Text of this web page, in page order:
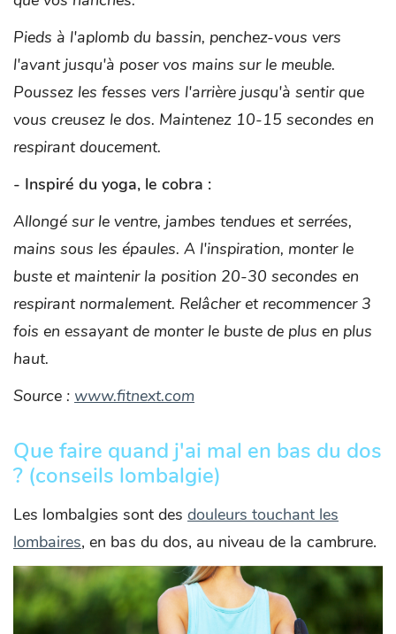
Pieds à l'aplomb du bassin, penchez-vous vers
l'avant jusqu'à poser vos mains sur le meuble.
Poussez les fesses vers l'arrière jusqu'à sentir que
vous creusez le dos. Maintenez 10-15 secondes en
respirant doucement.
- Inspiré du yoga, le cobra :
Allongé sur le ventre, jambes tendues et serrées,
mains sous les épaules. A l'inspiration, monter le
buste et maintenir la position 20-30 secondes en
respirant normalement. Relâcher et recommencer 3
fois en essayant de monter le buste de plus en plus
haut.
Source : www.fitnext.com
Que faire quand j'ai mal en bas du dos
? (conseils lombalgie)
Les lombalgies sont des douleurs touchant les
lombaires, en bas du dos, au niveau de la cambrure.